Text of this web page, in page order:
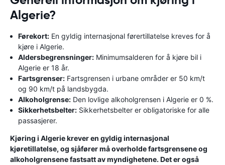
Algerie?
Førekort: En gyldig internasjonal førertillatelse kreves for å
kjøre i Algerie.
Aldersbegrensninger: Minimumsalderen for å kjøre bil i
Algerie er 18 år.
Fartsgrenser: Fartsgrensen i urbane områder er 50 km/t
og 90 km/t på landsbygda.
Alkoholgrense: Den lovlige alkoholgrensen i Algerie er 0 %.
Sikkerhetsbelter: Sikkerhetsbelter er obligatoriske for alle
passasjerer.
Kjøring i Algerie krever en gyldig internasjonal
kjøretillatelse, og sjåfører må overholde fartsgrensene og
alkoholgrensene fastsatt av myndighetene. Det er også